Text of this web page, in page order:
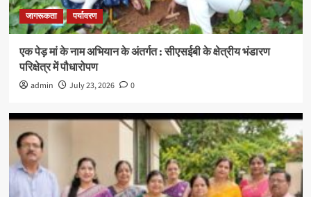
जागरूकता पर्यावरण
एक पेड़ मां के नाम अभियान के अंतर्गत : सीएसईबी के क्षेत्रीय भंडारण
परिक्षेत्र में पौधारोपण
admin July 23, 2026 0